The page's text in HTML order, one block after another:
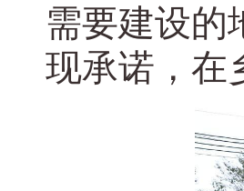
需要建设的
现承诺，在